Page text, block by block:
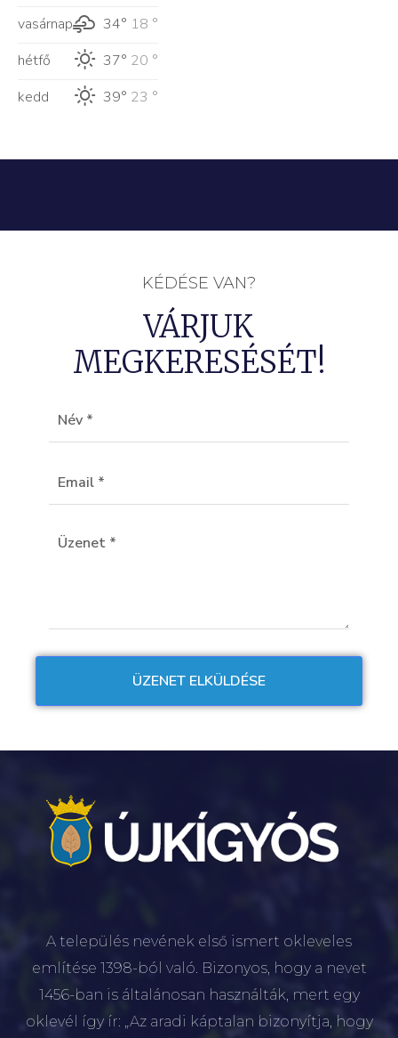
vasárnap
34° 18 °
hétfő
37° 20 °
kedd
39° 23 °
KÉDÉSE VAN?
VÁRJUK
MEGKERESÉSÉT!
A település nevének első ismert okleveles
említése 1398-ból való. Bizonyos, hogy a nevet
1456-ban is általánosan használták, mert egy
oklevél így ír: „Az aradi káptalan bizonyítja, hogy